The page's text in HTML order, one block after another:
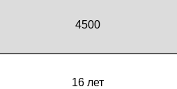
4500
16 лет